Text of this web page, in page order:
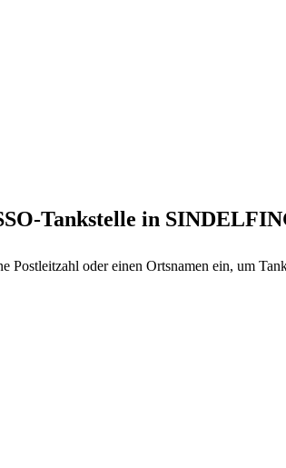
Tankstelle in
Postleitzahl oder einen Ortsnamen ein, um